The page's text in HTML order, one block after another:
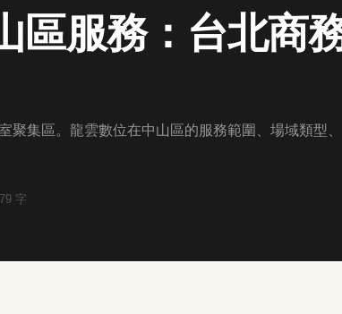
區服務：台北商
聚集區。龍雲數位在中山區的服務範圍、場域類型
字